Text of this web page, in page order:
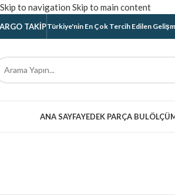
Skip to navigation Skip to main content
TAKIPTürkiye'nin En Çok Tercih Edilen
ANA SAYFAYEDEK PARÇA BULÖLÇÜ